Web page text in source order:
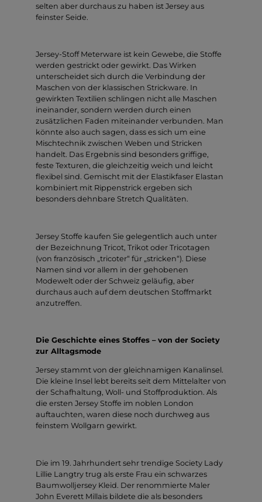
selten aber durchaus zu haben ist Jersey aus
feinster Seide.
Jersey-Stoff Meterware ist kein Gewebe, die Stoffe
werden gestrickt oder gewirkt. Das Wirken
unterscheidet sich durch die Verbindung der
Maschen von der klassischen Strickware. In
gewirkten Textilien schlingen nicht alle Maschen
ineinander, sondern werden durch einen
zusätzlichen Faden miteinander verbunden. Man
könnte also auch sagen, dass es sich um eine
Mischtechnik zwischen Weben und Stricken
handelt. Das Ergebnis sind besonders griffige,
feste Texturen, die gleichzeitig weich und leicht
flexibel sind. Gemischt mit der Elastikfaser Elastan
kombiniert mit Rippenstrick ergeben sich
besonders dehnbare Stretch Qualitäten.
Jersey Stoffe kaufen Sie gelegentlich auch unter
der Bezeichnung Tricot, Trikot oder Tricotagen
(von französisch „tricoter“ für „stricken“). Diese
Namen sind vor allem in der gehobenen
Modewelt oder der Schweiz geläufig, aber
durchaus auch auf dem deutschen Stoffmarkt
anzutreffen.
Die Geschichte eines Stoffes – von der Society
zur Alltagsmode
Jersey stammt von der gleichnamigen Kanalinsel.
Die kleine Insel lebt bereits seit dem Mittelalter von
der Schafhaltung, Woll- und Stoffproduktion. Als
die ersten Jersey Stoffe im noblen London
auftauchten, waren diese noch durchweg aus
feinstem Wollgarn gewirkt.
Die im 19. Jahrhundert sehr trendige Society Lady
Lillie Langtry trug als erste Frau ein schwarzes
Baumwolljersey Kleid. Der renommierte Maler
John Everett Millais bildete die als besonders